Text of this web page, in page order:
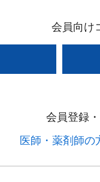
会員向け
会員登録
医師・薬剤師の